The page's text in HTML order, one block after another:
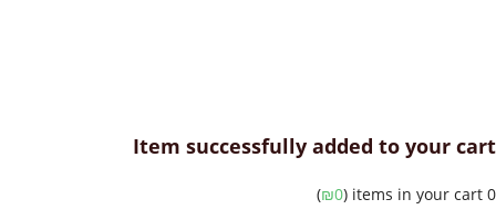
Item successfully added to your
₪0
)